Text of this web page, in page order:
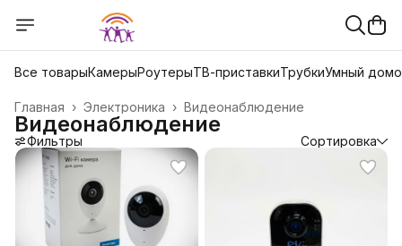
Все товарыКамерыРоутерыТВ-приставкиТрубкиУмный
Видеонаблюдение
Электроника ›
Главная ›
Видеонаблюдение
Фильтры Сортировка